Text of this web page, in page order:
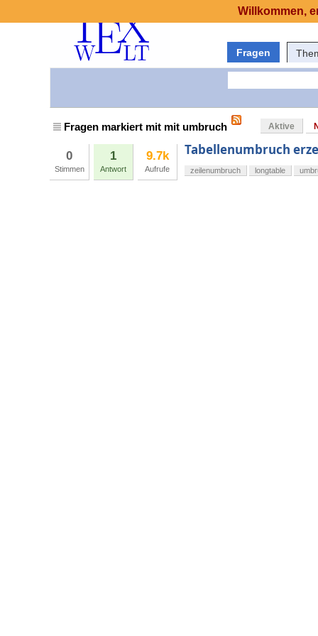
Fragen
Fragen markiert mit mit umbruch Aktive
0
Stimmen
1
Antwort
9.7k
Aufrufe
Tabellenumbruch
zeilenumbruch longtable
Willkommen,